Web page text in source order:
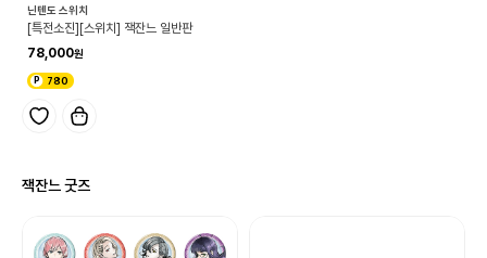
닌텐도 스위치
[특전소진][스위치] 잭잔느 일반판
78,000
780
잭잔느 굿즈